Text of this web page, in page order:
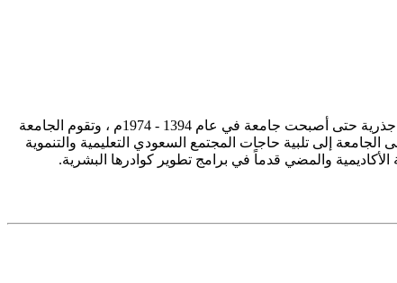
تأسست جامعة الإمام محمد بن سعود الإسلامية ممثلة في كلية الشريعة في سنة 1373هـ 1953م، وتطورت منذ ذلك الحين بصورة جذرية حتى أصبحت جامعة في عام 1394 - 1974م ، وتقوم الجامعة
إلى تلبية حاجات المجتمع السعودي التعليمية والتنموية
الأكاديمية والمضي قدماً في برامج تطوير كوادرها البشرية.